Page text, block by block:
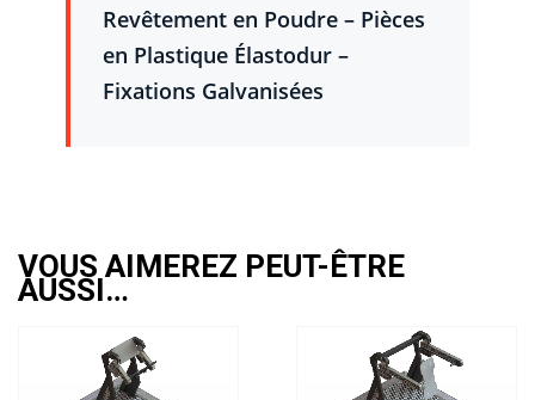
Revêtement en Poudre – Pièces
en Plastique Élastodur –
Fixations Galvanisées
VOUS AIMEREZ PEUT-ÊTRE
AUSSI…